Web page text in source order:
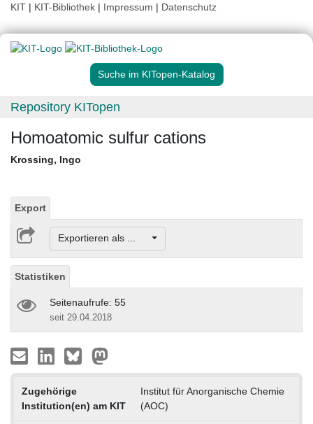
KIT | KIT-Bibliothek | Impressum | Datenschutz
Suche im KITopen-Katalog
Repository KITopen
Homoatomic sulfur cations
Krossing, Ingo
Export
Exportieren als ...
Statistiken
Seitenaufrufe: 55
seit 29.04.2018
Zugehörige
Institution(en) am KIT
Institut für Anorganische Chemie
(AOC)